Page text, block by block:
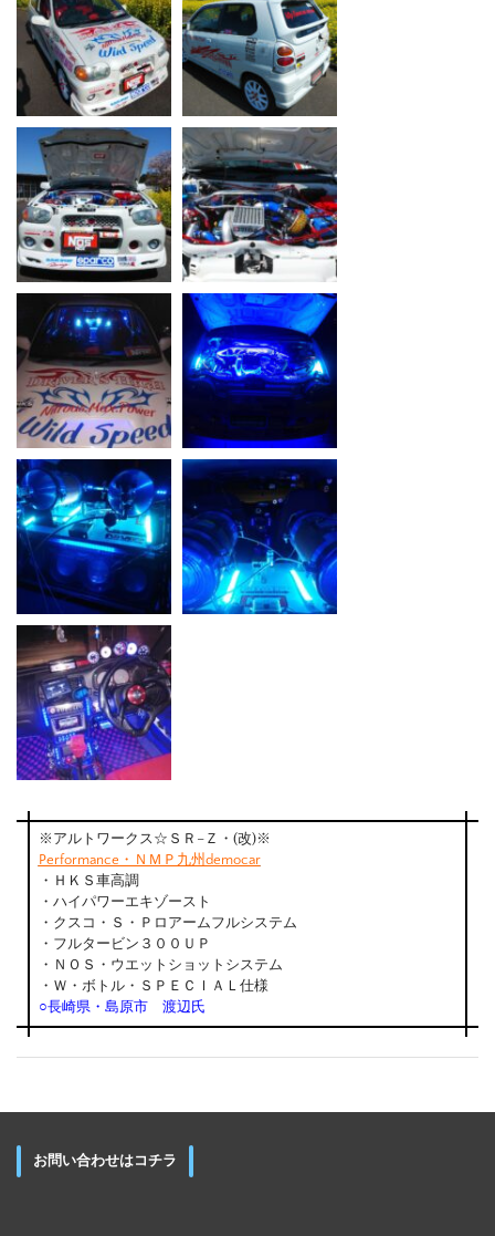
※アルトワークス☆ＳＲ−Ｚ・(改)※
Performance・ＮＭＰ九州democar
・ＨＫＳ車高調
・ハイパワーエキゾースト
・クスコ・Ｓ・Ｐロアームフルシステム
・フルタービン３００ＵＰ
・ＮＯＳ・ウエットショットシステム
・Ｗ・ボトル・ＳＰＥＣＩＡＬ仕様
○長崎県・島原市 渡辺氏
お問い合わせはコチラ